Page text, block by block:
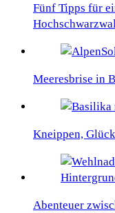
Fünf Tipps für
Meeresbrise in
Kneippen,
Abenteuer